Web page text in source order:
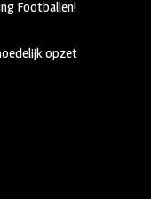
Footballen!
opzet